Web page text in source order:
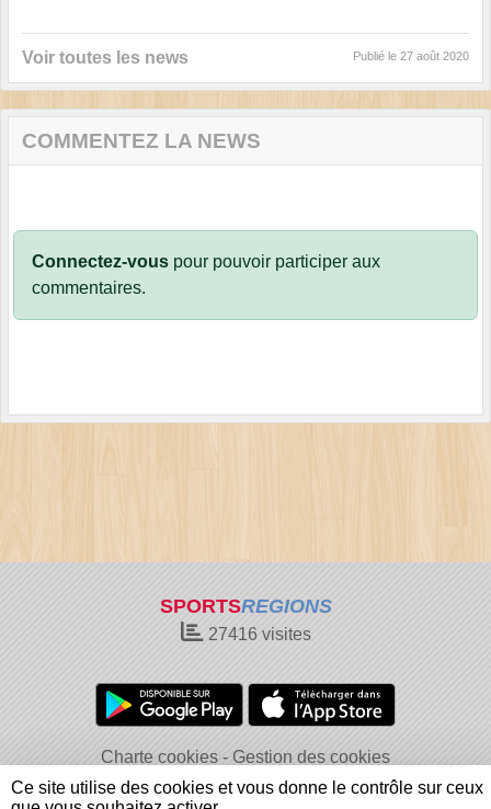
Voir toutes les news Publié le 27 août 2020
COMMENTEZ LA NEWS
Connectez-vous pour pouvoir participer aux
commentaires.
SPORTSREGIONS
27416visites
Charte cookies
Gestion des cookies
Informations légales
Signaler un contenu inapproprié
Ce site utilise des cookies et vous donne le contrôle sur ceux